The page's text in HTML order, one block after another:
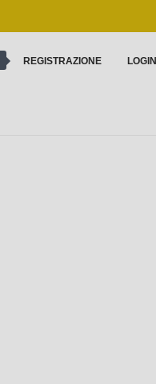
REGISTRAZIONE LOGIN